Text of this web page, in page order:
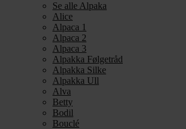
Se alle Alpaka
Alice
Alpaca 1
Alpaca 2
Alpaca 3
Alpakka Følgetråd
Alpakka Silke
Alpakka Ull
Alva
Betty
Bodil
Bouclé